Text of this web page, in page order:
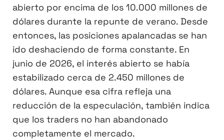
abierto por encima de los 10.000 millones de
dólares durante la repunte de verano. Desde
entonces, las posiciones apalancadas se han
ido deshaciendo de forma constante. En
junio de 2026, el interés abierto se había
estabilizado cerca de 2.450 millones de
dólares. Aunque esa cifra refleja una
reducción de la especulación, también indica
que los traders no han abandonado
completamente el mercado.